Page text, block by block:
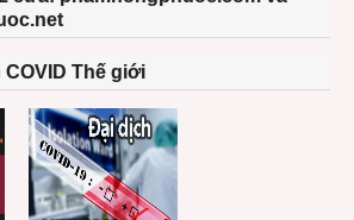
Thế giới